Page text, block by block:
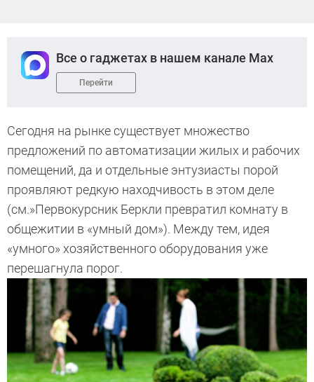
Все о гаджетах в нашем канале Max
Перейти
Сегодня на рынке существует множество
предложений по автоматизации жилых и рабочих
помещений, да и отдельные энтузиасты порой
проявляют редкую находчивость в этом деле
(см.»Первокурсник Беркли превратил комнату в
общежитии в «умный дом»). Между тем, идея
«умного» хозяйственного оборудования уже
перешагнула порог.